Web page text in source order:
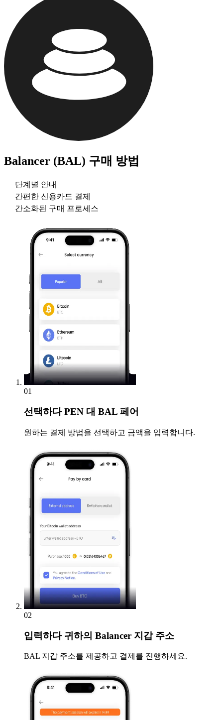
Balancer (BAL) 구매 방법
단계별 안내
간편한 신용카드 결제
간소화된 구매 프로세스
01
선택하다PEN 대 BAL 페어
원하는 결제 방법을 선택하고 금액을 입력합니다.
02
입력하다귀하의 Balancer 지갑 주소
BAL 지갑 주소를 제공하고 결제를 진행하세요.